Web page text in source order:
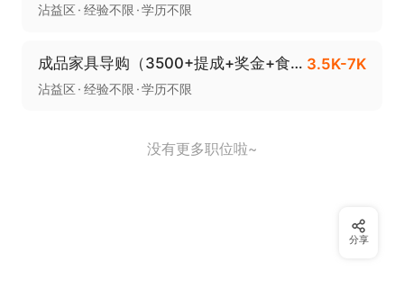
沾益区 经验不限 学历不限
成品家具导购（3500+提成+奖金+食宿） 3.5K-7K
沾益区 经验不限 学历不限
没有更多职位啦~
分享